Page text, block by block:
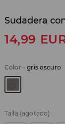
Sudadera
14,99
Color-gris oscuro
Talla (agotado)